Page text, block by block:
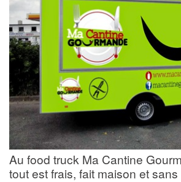
Au food truck Ma Cantine
tout est frais, fait maison et